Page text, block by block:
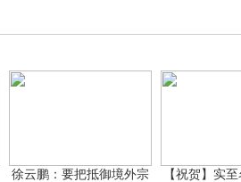
徐云鹏：要把抵御境外宗 【祝贺】实至名